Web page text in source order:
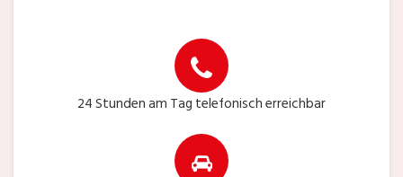
24 Stunden am Tag telefonisch erreichbar